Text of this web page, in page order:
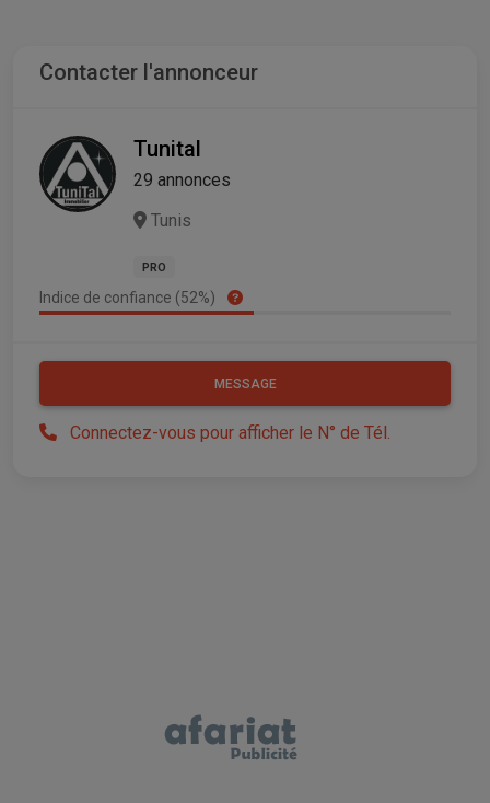
Contacter l'annonceur
Tunital
29 annonces
Tunis
PRO
Indice de confiance (52%)
MESSAGE
Connectez-vous pour afficher le N° de Tél.